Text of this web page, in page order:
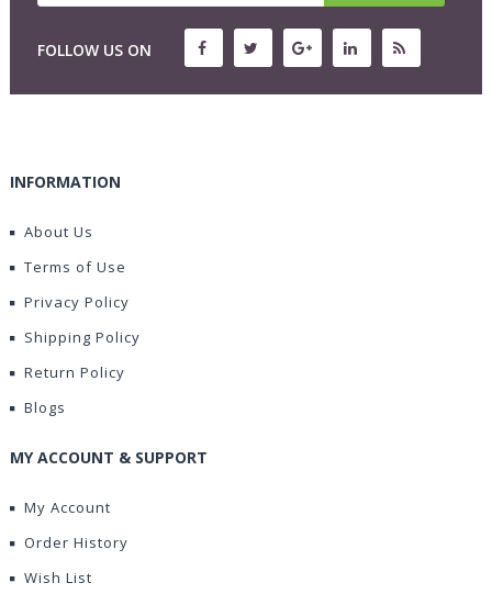
FOLLOW US ON
INFORMATION
About Us
Terms of Use
Privacy Policy
Shipping Policy
Return Policy
Blogs
MY ACCOUNT & SUPPORT
My Account
Order History
Wish List